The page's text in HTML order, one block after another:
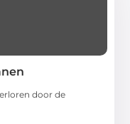
door de